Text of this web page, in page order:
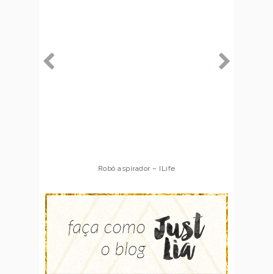
Robô aspirador – ILife